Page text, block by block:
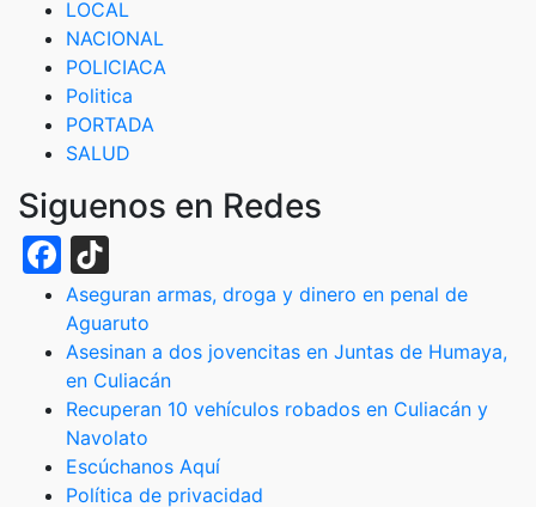
LOCAL
NACIONAL
POLICIACA
Politica
PORTADA
SALUD
Siguenos en Redes
Facebook
Aseguran armas, droga y dinero en penal de
Aguaruto
Asesinan a dos jovencitas en Juntas de Humaya,
en Culiacán
Recuperan 10 vehículos robados en Culiacán y
Navolato
Escúchanos Aquí
Política de privacidad